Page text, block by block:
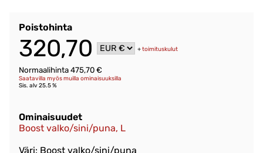
Poistohinta
320,70 +toimituskulut
Normaalihinta 475,70 €
Saatavilla myös muilla ominaisuuksilla
Sis. alv 25.5 %
Ominaisuudet
Boost valko/sini/puna, L
Väri: Boost valko/sini/puna